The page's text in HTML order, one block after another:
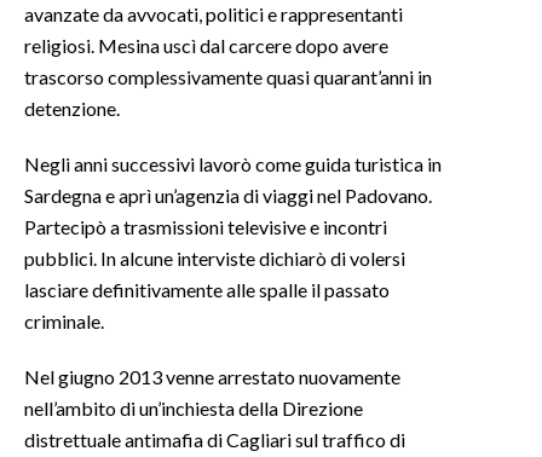
avanzate da avvocati, politici e rappresentanti
religiosi. Mesina uscì dal carcere dopo avere
trascorso complessivamente quasi quarant’anni in
detenzione.
Negli anni successivi lavorò come guida turistica in
Sardegna e aprì un’agenzia di viaggi nel Padovano.
Partecipò a trasmissioni televisive e incontri
pubblici. In alcune interviste dichiarò di volersi
lasciare definitivamente alle spalle il passato
criminale.
Nel giugno 2013 venne arrestato nuovamente
nell’ambito di un’inchiesta della Direzione
distrettuale antimafia di Cagliari sul traffico di